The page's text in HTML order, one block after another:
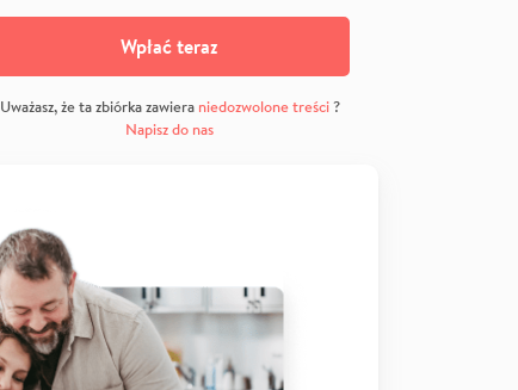
Wpłać teraz
Uważasz, że ta zbiórka zawiera niedozwolone treści?
Napisz do nas